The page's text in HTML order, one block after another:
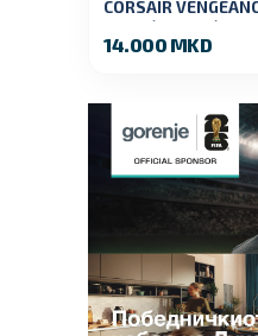
CORSAIR
32GB (2x16GB)
14.000 MKD